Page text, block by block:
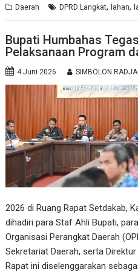
Daerah DPRD Langkat, lahan,
Bupati Humbahas
Pelaksanaan Program
4 Juni 2026 SIMBOLON
2026 di Ruang Rapat Setdakab,
dihadiri para Staf Ahli Bupati,
Organisasi Perangkat Daerah
Sekretariat Daerah, serta
Rapat ini diselenggarakan